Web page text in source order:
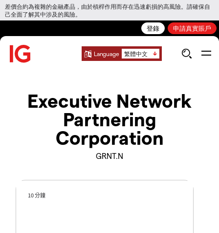
差價合約為複雜的金融產品，由於槓桿作用而存在迅速虧損的高風險。請確保自
己全面了解其中涉及的風險。
登錄 申請真實賬戶
Language 繁體中文
Executive Network
Partnering
Corporation
GRNT.N
10 分鐘